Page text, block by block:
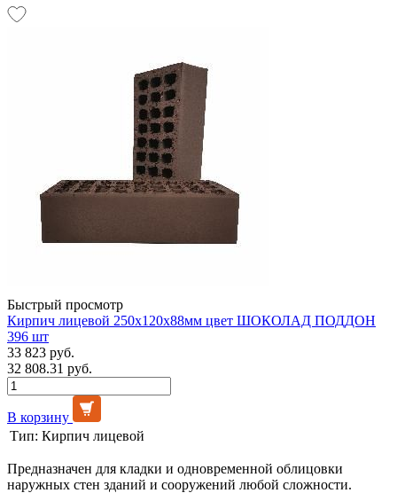
Быстрый просмотр
Кирпич лицевой 250х120х88мм цвет ШОКОЛАД ПОДДОН
396 шт
33 823 руб.
32 808.31 руб.
В корзину
Тип: Кирпич лицевой
Предназначен для кладки и одновременной облицовки
наружных стен зданий и сооружений любой сложности.